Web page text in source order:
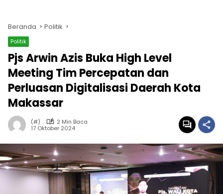
Beranda Politik
Politik
Pjs Arwin Azis Buka High Level
Meeting Tim Percepatan dan
Perluasan Digitalisasi Daerah Kota
Makassar
(#)
2 Min Baca
17 Oktober 2024